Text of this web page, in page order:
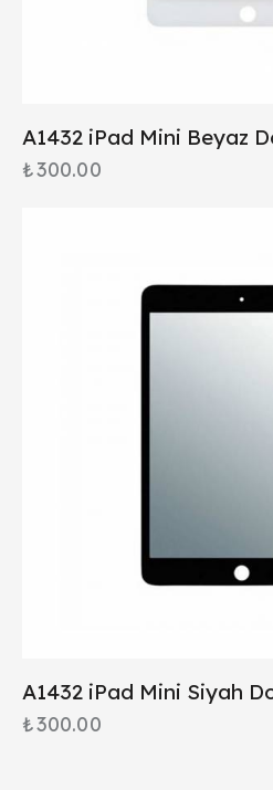
A1432 iPad Mini Beyaz
₺300.00
A1432 iPad Mini Siyah
₺300.00